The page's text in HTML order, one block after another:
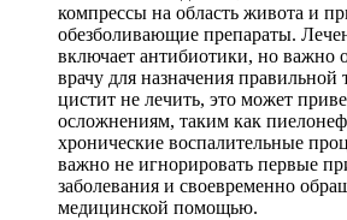
компрессы на область живота и
обезболивающие препараты.
включает антибиотики, но важно
врачу для назначения правильной
цистит не лечить, это может
осложнениям, таким как
хронические воспалительные
важно не игнорировать первые
заболевания и своевременно
медицинской помощью.